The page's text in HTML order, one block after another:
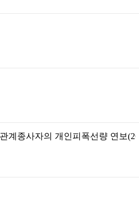
종사자의 개인피폭선량 연보